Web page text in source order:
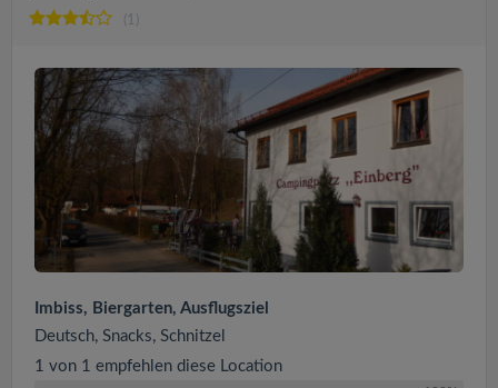
(1)
Imbiss, Biergarten, Ausflugsziel
Deutsch, Snacks, Schnitzel
1 von 1 empfehlen diese Location